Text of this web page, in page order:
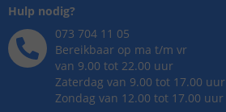
Hulp nodig?
073 704 11 05
Bereikbaar op ma t/m vr
van 9.00 tot 22.00 uur
Zaterdag van 9.00 tot 17.00 uur
Zondag van 12.00 tot 17.00 uur